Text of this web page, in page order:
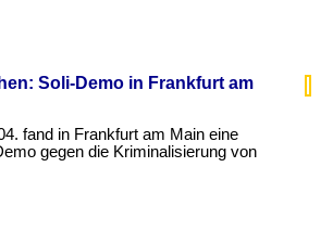
Soli-Demo in Frankfurt am
fand in Frankfurt am Main eine
gegen die Kriminalisierung von